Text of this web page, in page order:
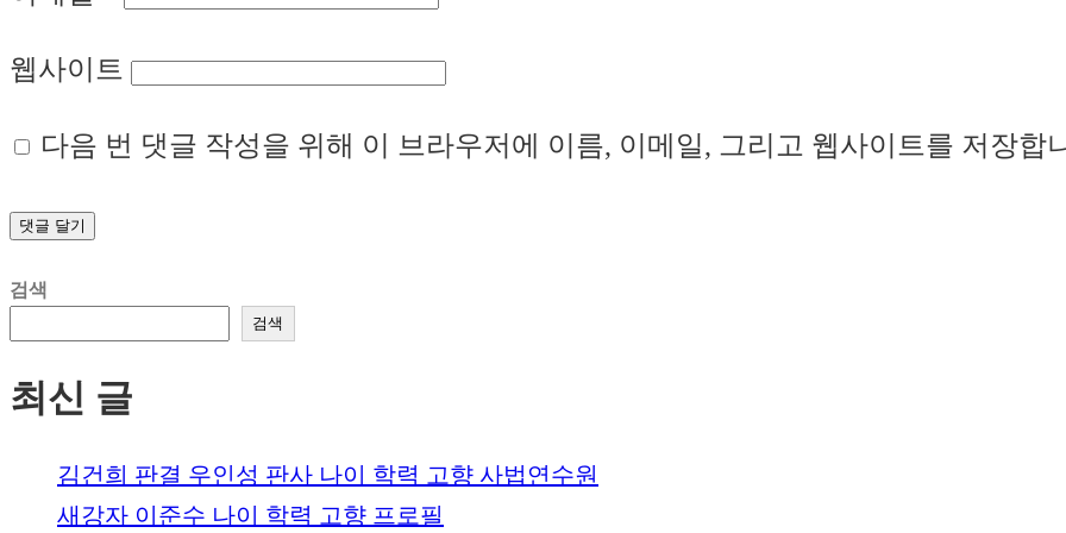
웹사이트
다음 번 댓글 작성을 위해 이 브라우저에 이름, 이메일, 그리고 웹사이트를 저장합
검색
검색
최신 글
김건희 판결 우인성 판사 나이 학력 고향 사법연수원
새강자 이준수 나이 학력 고향 프로필